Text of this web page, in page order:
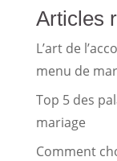
Articles
L’art de
menu de
Top 5 des
mariage
Comment